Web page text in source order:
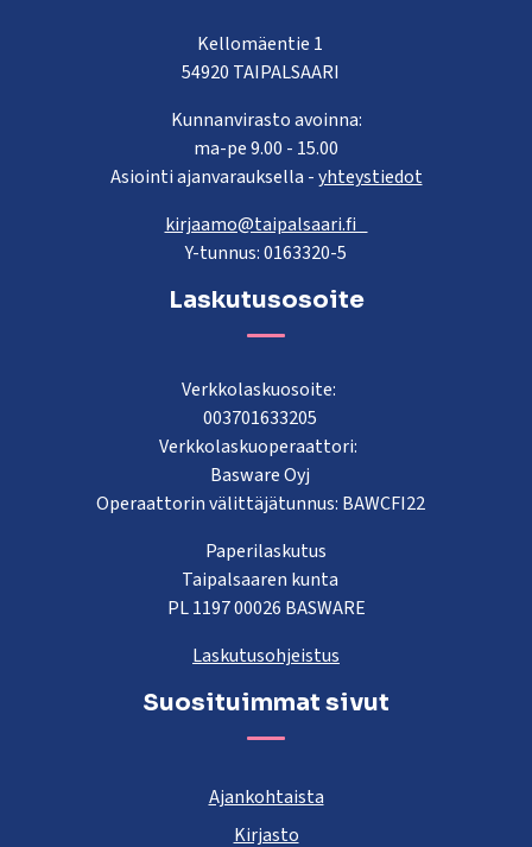
Kellomäentie 1
54920 TAIPALSAARI
Kunnanvirasto avoinna:
ma-pe 9.00 - 15.00
Asiointi ajanvarauksella -yhteystiedot
kirjaamo@taipalsaari.fi
Y-tunnus: 0163320-5
Laskutusosoite
Verkkolaskuosoite:
003701633205
Verkkolaskuoperaattori:
Basware Oyj
Operaattorin välittäjätunnus: BAWCFI22
Paperilaskutus
Taipalsaaren kunta
PL 1197 00026 BASWARE
Laskutusohjeistus
Suosituimmat sivut
Ajankohtaista
Kirjasto